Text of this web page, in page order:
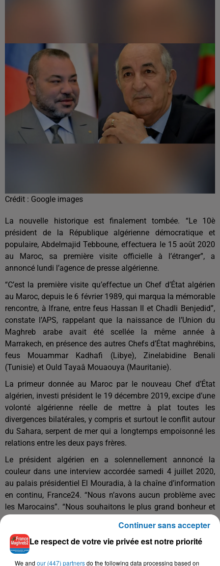
Crédit : Google images
La nouvelle historique est finalement tombée. “Le 10è
président de la République algérienne démocratique et
populaire, Abdelmajid Tebboune, effectuera le 15 août 2020
au Maroc, sa première visite officielle à l’étranger”, a
annoncé lundi l’agence de presse algérienne.
“C’est la première visite qu’effectue un Chef d’État algérien
au Maroc, depuis le 6 février 1989, qui marqua la mémorable
rencontre, à Ifrane, entre feus Hassan II et Chadli Benjedid”,
constate l’APS, rappelant que la naissance de l’Union du
Maghreb arabe avait été scellée la même année à
Marrakech, en présence des autres Chefs d’État maghrébins,
feus Mouammar Kadhafi (Libye), Zinelabidine Benali
(Tunisie) et Ould Tayaâ Mouaouya (Mauritanie).
La primeur donnée au Maroc par le nouveau Chef d’État
algérien, investi président le 19 décembre 2019, excipe d’une
volonté algérienne réelle de mettre à plat toutes les
divergences bilatérales, y compris et surtout le conflit autour
du Sahara, serpent de mer qui a longtemps empoisonné les
relations entre les deux pays frères.
Le président algérien en a solennellement annoncé la
couleur dans une interview accordée samedi 4 juillet 2020,
au palais présidentiel El Mouradia, à la chaîne d’information
en continu, France24. “Nous n’avons aucun problème avec
les Marocains”. “Nous souhaitons le plus grand bonheur et
tout le développement au peuple marocain frère”. “Nous
sommes ouverts à toute initiative susceptible de normaliser
nos relations avec nos frères marocains”…
Le respect de votre vie privée est notre priorité
We and our (447) partnersdo the following data processing based on
Continuer sans accepter